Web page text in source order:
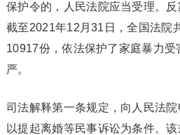
保护令的，人民法院应当受理。反
截至2021年12月31日，全国法院
10917份，依法保护了家庭暴力
严。
司法解释第一条规定，向人民法
以提起离婚等民事诉讼为条件。